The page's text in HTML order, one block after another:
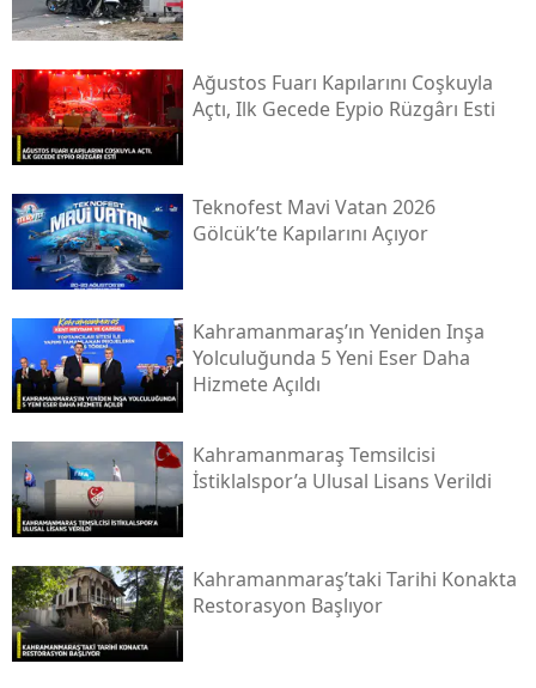
Ağustos Fuarı Kapılarını Coşkuyla
Açtı, Ilk Gecede Eypio Rüzgârı Esti
Teknofest Mavi Vatan 2026
Gölcük’te Kapılarını Açıyor
Kahramanmaraş’ın Yeniden Inşa
Yolculuğunda 5 Yeni Eser Daha
Hizmete Açıldı
Kahramanmaraş Temsilcisi
İstiklalspor’a Ulusal Lisans Verildi
Kahramanmaraş’taki Tarihi Konakta
Restorasyon Başlıyor